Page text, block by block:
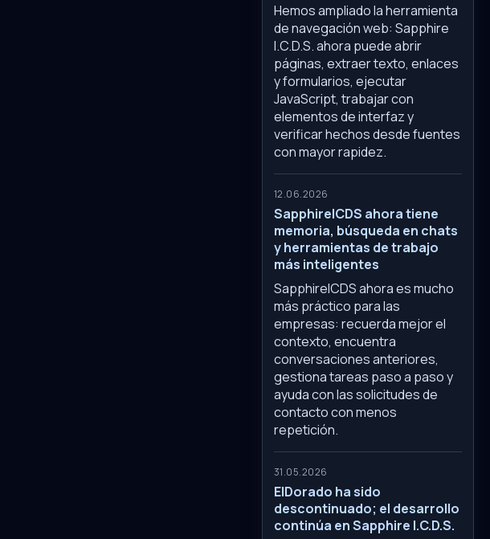
Hemos ampliado la herramienta
de navegación web: Sapphire
I.C.D.S. ahora puede abrir
páginas, extraer texto, enlaces
y formularios, ejecutar
JavaScript, trabajar con
elementos de interfaz y
verificar hechos desde fuentes
con mayor rapidez.
12.06.2026
SapphireICDS ahora tiene
memoria, búsqueda en chats
y herramientas de trabajo
más inteligentes
SapphireICDS ahora es mucho
más práctico para las
empresas: recuerda mejor el
contexto, encuentra
conversaciones anteriores,
gestiona tareas paso a paso y
ayuda con las solicitudes de
contacto con menos
repetición.
31.05.2026
ElDorado ha sido
descontinuado; el desarrollo
continúa en Sapphire I.C.D.S.